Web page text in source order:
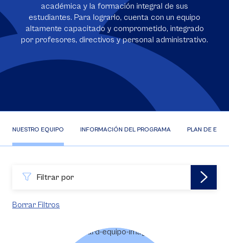
académica y la formación integral de sus
estudiantes. Para lograrlo, cuenta con un equipo
altamente capacitado y comprometido, integrado
por profesores, directivos y personal administrativo.
NUESTRO EQUIPO INFORMACIÓN DEL PROGRAMA PLAN DE
Filtrar por
Borrar Filtros